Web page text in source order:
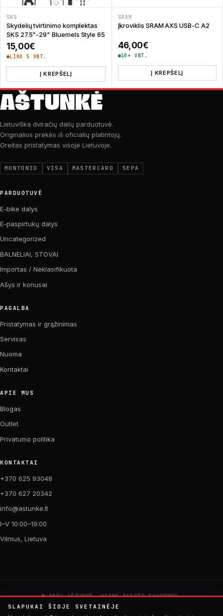
SKS
Skydelių tvirtinimo komplektas
SKS 27.5"-29" Bluemels Style 65
15,00€
LIKO 5 VNT.
Į KREPŠELĮ
SRAM
Įkroviklis SRAM AXS USB-C A2
46,00€
10+ VNT.
Į KREPŠELĮ
Lietuviška dviračių dalių parduotuvė.
Originalios prekės iš oficialių platintojų.
Greitas pristatymas visoje Lietuvoje.
MONTONIO VISA MASTERCARD SEPA
PARDUOTUVĖ
E-bike dalys
E-paspirtukų dalys
Uncategorized
BALNELIAI, STOVAI
Importas / Neklasifikuota
Ašys ir konusai
PAGALBA
Pristatymas ir grąžinimas
Servisas
Nuoma
Kontaktai
APIE MUS
Blogas
Outlet
Privatumo politika
KONTAKTAI
+370 625 93048
+370 627 20342
info@astunke.lt
I–V 10:00–19:00
Vilnius, Lietuva
© 2026 AŠTUNKĖ. VISOS TEISĖS SAUGOMOS.
PAGAMINTA SU MEILE DVIRAČIAMS. 🚴
SLAPUKAI ŠIOJE SVETAINĖJE